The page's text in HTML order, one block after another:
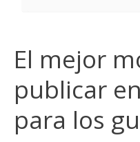
El mejor
publicar
para los